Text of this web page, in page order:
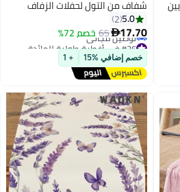
شفاف من التول لحفلات الزفاف
وأعياد الميلاد ، 90 * 300 سم ، أخضر

65خصم 72%
أقل سعر في السنة
توصيل مجاني
خصم إضافي %15 + 1